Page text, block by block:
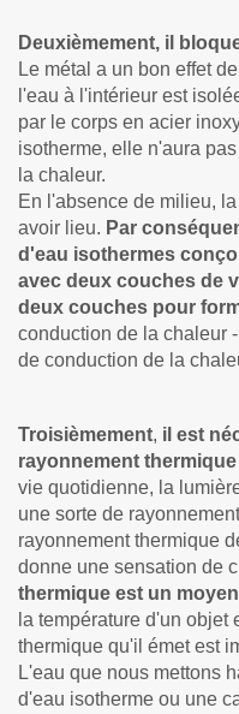
Deuxièmement, il
Le métal a un bon effet
l'eau à l'intérieur est
par le corps en acier
isotherme, elle n'aura
la chaleur.
En l'absence de milieu,
avoir lieu. Par
d'eau isothermes
avec deux couches de
deux couches pour
conduction de la chaleur
de conduction de la
Troisièmement, il est
rayonnement
vie quotidienne, la
une sorte de
rayonnement thermique
donne une sensation de
thermique est un
la température d'un
thermique qu'il émet est
L'eau que nous mettons
d'eau isotherme ou une